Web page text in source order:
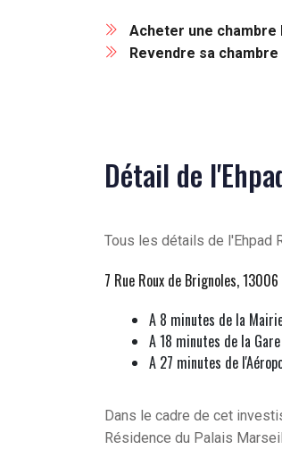
Acheter une chambre
Revendre sa chambre
Détail de
Tous les détails de l'Ehpad
7 Rue Roux de Brignoles,
A 8 minutes de la
A 18 minutes de la
A 27 minutes de
Dans le cadre de cet
Résidence du Palais